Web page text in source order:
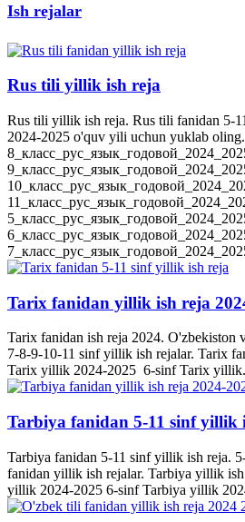
Ish rejalar
Rus tili yillik ish reja
Rus tili yillik ish reja. Rus tili fanidan 5-
2024-2025 o'quv yili uchun yuklab
Tarix fanidan yillik ish reja
Tarix fanidan ish reja 2024. O'zbekiston
7-8-9-10-11 sinf yillik ish rejalar. Tarix
Tarix yillik 2024-2025 6-sinf Tarix
Tarbiya fanidan 5-11 sinf yillik
Tarbiya fanidan 5-11 sinf yillik ish reja.
fanidan yillik ish rejalar. Tarbiya yillik
yillik 2024-2025 6-sinf Tarbiya yillik